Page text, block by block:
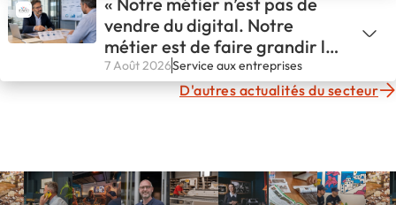
vendre du digital. Notre
métier est de faire grandir les
entreprises. »
7 Août 2026Service aux entreprises
D'autres actualités du secteur